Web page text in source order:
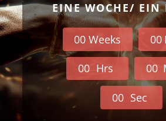
EINE WOCHE/ EIN
00 Weeks 00
00 Hrs 00
00 Sec